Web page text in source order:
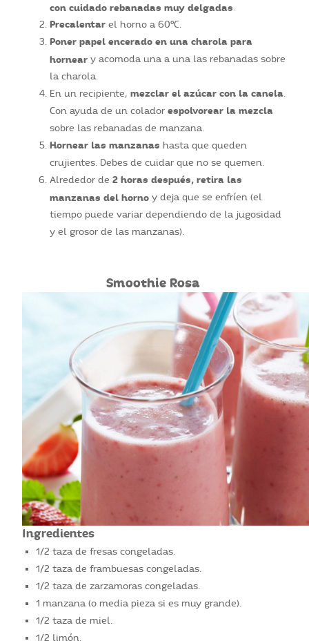
con cuidado rebanadas muy delgadas.
Precalentar el horno a 60ºC.
Poner papel encerado en una charola para
hornear y acomoda una a una las rebanadas sobre
la charola.
En un recipiente,mezclar el azúcar con la canela.
Con ayuda de un coladorespolvorear la mezcla
sobre las rebanadas de manzana.
Hornear las manzanas hasta que queden
crujientes. Debes de cuidar que no se quemen.
Alrededor de2 horas después, retira las
manzanas del horno y deja que se enfríen (el
tiempo puede variar dependiendo de la jugosidad
y el grosor de las manzanas).
Smoothie Rosa
Ingredientes
1/2 taza de fresas congeladas.
1/2 taza de frambuesas congeladas.
1/2 taza de zarzamoras congeladas.
1 manzana (o media pieza si es muy grande).
1/2 taza de miel.
1/2 limón.